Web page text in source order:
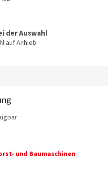
der Auswahl
auf Anhieb
und Baumaschinen